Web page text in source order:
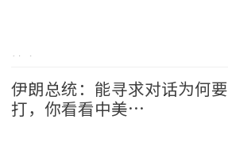
社会 2026-08-09
伊朗总统：能寻求对话为何要
打，你看看中美…